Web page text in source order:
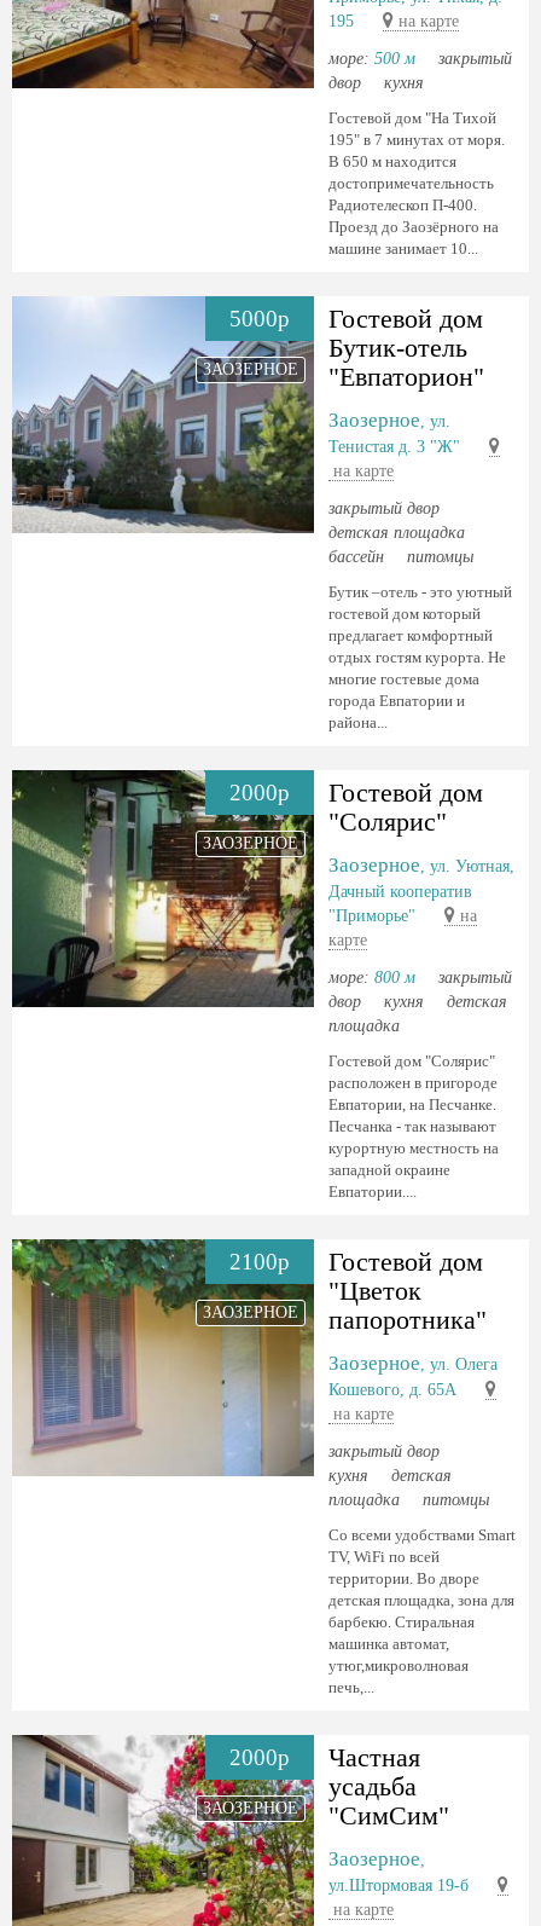
195
на карте
море: 500 м
закрытый
двор
кухня
Гостевой дом "На Тихой
195" в 7 минутах от моря.
В 650 м находится
достопримечательность
Радиотелескоп П-400.
Проезд до Заозёрного на
машине занимает 10...
5000р
ЗАОЗЕРНОЕ
Гостевой дом
Бутик-отель
"Евпаторион"
Заозерное, ул.
Тенистая д. 3 "Ж"
на карте
закрытый двор
детская площадка
бассейн
питомцы
Бутик –отель - это уютный
гостевой дом который
предлагает комфортный
отдых гостям курорта. Не
многие гостевые дома
города Евпатории и
района...
2000р
ЗАОЗЕРНОЕ
Гостевой дом
"Солярис"
Заозерное, ул. Уютная,
Дачный кооператив
"Приморье"
на
карте
море: 800 м
закрытый
двор
кухня
детская
площадка
Гостевой дом "Солярис"
расположен в пригороде
Евпатории, на Песчанке.
Песчанка - так называют
курортную местность на
западной окраине
Евпатории....
2100р
ЗАОЗЕРНОЕ
Гостевой дом
"Цветок
папоротника"
Заозерное, ул. Олега
Кошевого, д. 65А
на карте
закрытый двор
кухня
детская
площадка
питомцы
Со всеми удобствами Smart
TV, WiFi по всей
территории. Во дворе
детская площадка, зона для
барбекю. Стиральная
машинка автомат,
утюг,микроволновая
печь,...
2000р
ЗАОЗЕРНОЕ
Частная
усадьба
"СимСим"
Заозерное,
ул.Штормовая 19-б
на карте